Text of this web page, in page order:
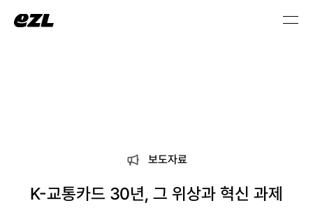
보도자료
K-교통카드 30년, 그 위상과 혁신 과제